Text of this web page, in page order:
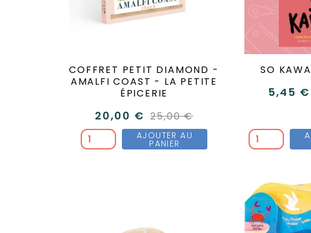
COFFRET PETIT DIAMOND -
AMALFI COAST - LA PETITE
ÉPICERIE
20,00 € 25,00 €
AJOUTER AU
PANIER
SO
5,45 €